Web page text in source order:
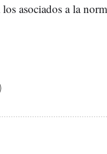
asociados a la